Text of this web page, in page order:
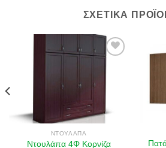
ΣΧΕΤΙΚΆ
Πρόσθήκη
επιθυμιών
ΝΤΟΥΛΆΠΑ
Ντουλάπα 4Φ Κορνίζα